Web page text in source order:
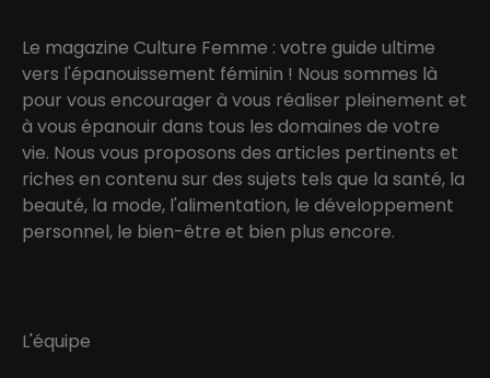
Le magazine Culture Femme : votre guide ultime
vers l'épanouissement féminin ! Nous sommes là
pour vous encourager à vous réaliser pleinement et
à vous épanouir dans tous les domaines de votre
vie. Nous vous proposons des articles pertinents et
riches en contenu sur des sujets tels que la santé, la
beauté, la mode, l'alimentation, le développement
personnel, le bien-être et bien plus encore.
L'équipe